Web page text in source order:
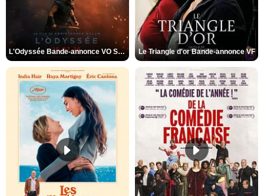
L'Odyssée Bande-annonce VO STFR Le Triangle d'or Bande-annonce VF